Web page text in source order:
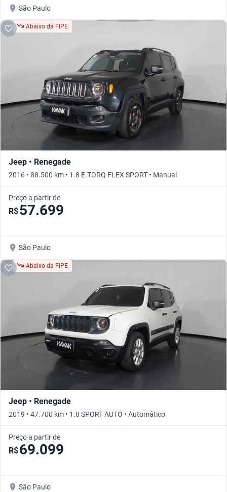
São Paulo
Abaixo da FIPE
Jeep • Renegade
2016 • 88.500 km • 1.8 E.TORQ FLEX SPORT • Manual
Preço a partir de
R$57.699
São Paulo
Abaixo da FIPE
Jeep • Renegade
2019 • 47.700 km • 1.8 SPORT AUTO • Automático
Preço a partir de
R$69.099
São Paulo